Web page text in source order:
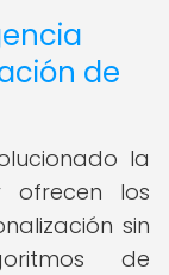
de
la
los
sin
de